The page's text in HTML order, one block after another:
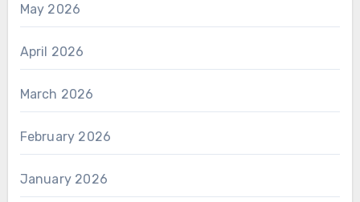
May 2026
April 2026
March 2026
February 2026
January 2026